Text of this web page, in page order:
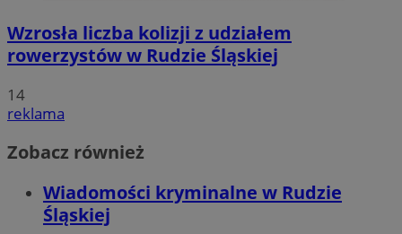
Wzrosła liczba kolizji z udziałem
rowerzystów w Rudzie Śląskiej
14
reklama
Zobacz również
Wiadomości kryminalne w Rudzie
Śląskiej